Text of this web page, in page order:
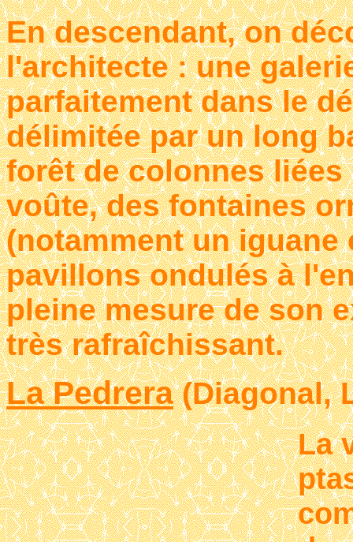
En descendant, on
l'architecte : une
parfaitement dans le
délimitée par un long
forêt de colonnes
voûte, des fontaines
(notamment un iguane
pavillons ondulés à
pleine mesure de son
très rafraîchissant.
La Pedrera(Diagonal,
La